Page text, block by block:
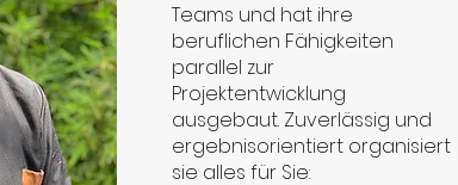
Teams und hat ihre
beruflichen Fähigkeiten
parallel zur
Projektentwicklung
ausgebaut. Zuverlässig und
ergebnisorientiert organisiert
sie alles für Sie: